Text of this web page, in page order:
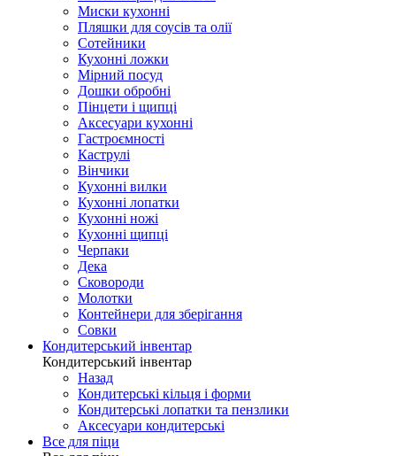
Миски кухонні
Пляшки для соусів та олії
Сотейники
Кухонні ложки
Мірний посуд
Дошки обробні
Пінцети і щипці
Аксесуари кухонні
Гастроємності
Каструлі
Вінчики
Кухонні вилки
Кухонні лопатки
Кухонні ножі
Кухонні щипці
Черпаки
Дека
Сковороди
Молотки
Контейнери для зберігання
Совки
Кондитерський інвентар
Кондитерський інвентар
Назад
Кондитерські кільця і форми
Кондитерські лопатки та пензлики
Аксесуари кондитерські
Все для піци